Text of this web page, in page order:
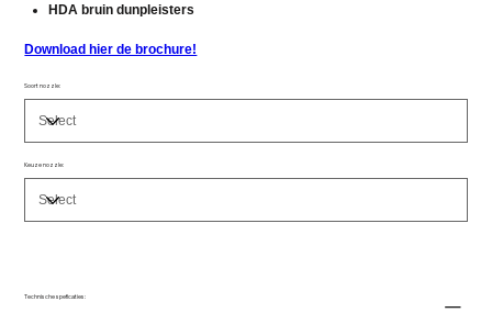
HDA bruin dunpleisters
Download hier de brochure!
Soort nozzle:
Keuze nozzle:
Technische speficaties: